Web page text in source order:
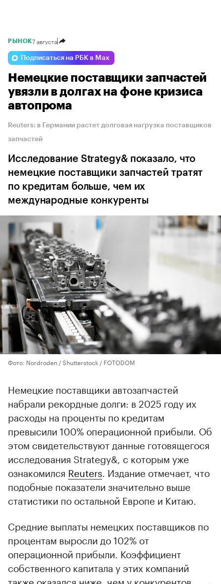
РЫНОК7 августа
Подписаться на РБК в Max
Немецкие поставщики запчастей
увязли в долгах на фоне кризиса
автопрома
Reuters: в Германии растет долговая нагрузка поставщиков
запчастей
Исследование Strategy& показало, что
немецкие поставщики запчастей тратят
по кредитам больше, чем их
международные конкуренты
Фото: Nordroden / Shutterstock / FOTODOM
Немецкие поставщики автозапчастей
набрали рекордные долги: в 2025 году их
расходы на проценты по кредитам
превысили 100% операционной прибыли. Об
этом свидетельствуют данные готовящегося
исследования Strategy&, с которым уже
ознакомился Reuters . Издание отмечает, что
подобные показатели значительно выше
статистики по остальной Европе и Китаю.
Средние выплаты немецких поставщиков по
процентам выросли до 102% от
операционной прибыли. Коэффициент
собственного капитала у этих компаний
также оказался ниже, чем у конкурентов.